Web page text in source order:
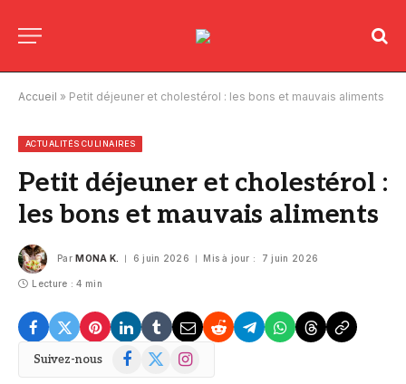
Accueil » Petit déjeuner et cholestérol : les bons et mauvais aliments
ACTUALITÉS CULINAIRES
Petit déjeuner et cholestérol :
les bons et mauvais aliments
Par MONA K. 6 juin 2026 Mis à jour : 7 juin 2026
Lecture : 4 min
Suivez-nous Facebook
X
Instagram